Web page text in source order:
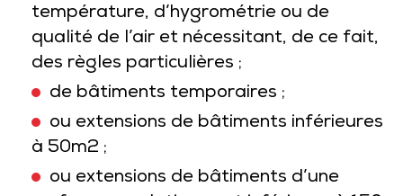
température, d’hygrométrie ou de
qualité de l’air et nécessitant, de ce fait,
des règles particulières ;
de bâtiments temporaires ;
ou extensions de bâtiments inférieures
à 50m2 ;
ou extensions de bâtiments d’une